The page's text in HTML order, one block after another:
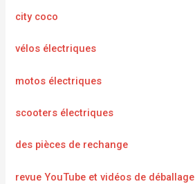
city coco
vélos électriques
motos électriques
scooters électriques
des pièces de rechange
revue YouTube et vidéos de déballage